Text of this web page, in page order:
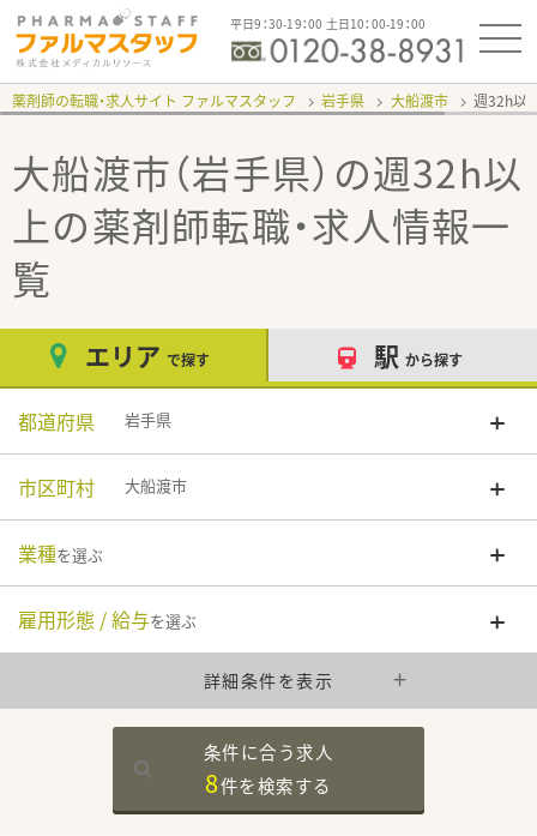
平日9：30-19：00 土日10：00-19：00
薬剤師の転職・求人サイト ファルマスタッフ 岩手県 大船渡市 週32h以
大船渡市（岩手県）の週32h以
上の薬剤師転職・求人情報一
覧
エリア で探す 駅 から探す
都道府県 岩手県
市区町村 大船渡市
業種を選ぶ
雇用形態 / 給与を選ぶ
詳細条件を表示
条件に合う求人
8件を検索する